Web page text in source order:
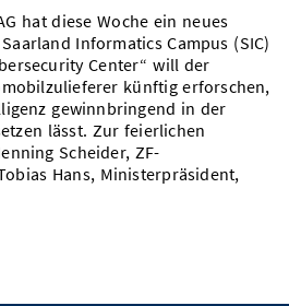
hat diese Woche ein neues
Informatics Campus (SIC)
Center“ will der
künftig erforschen,
gewinnbringend in der
lässt. Zur feierlichen
Scheider, ZF-
Hans, Ministerpräsident,